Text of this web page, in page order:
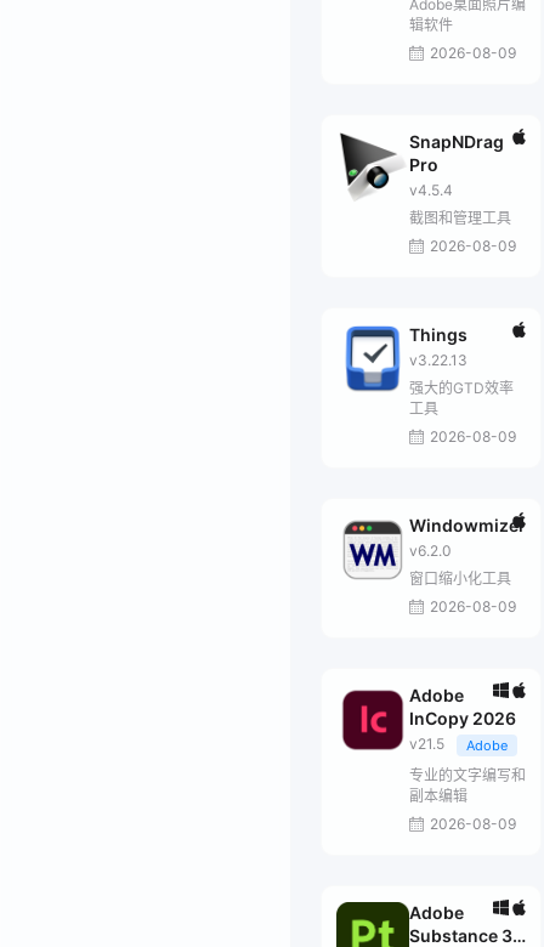
Adobe桌面照片编
辑软件
2026-08-09
SnapNDrag
Pro
v4.5.4
截图和管理工具
2026-08-09
Things
v3.22.13
强大的GTD效率
工具
2026-08-09
Windowmizer
v6.2.0
窗口缩小化工具
2026-08-09
Adobe
InCopy 2026
v21.5 Adobe
专业的文字编写和
副本编辑
2026-08-09
Adobe
Substance 3D